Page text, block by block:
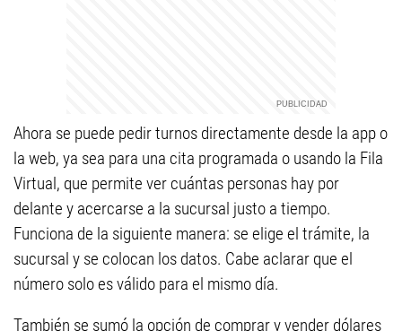
Ahora se puede pedir turnos directamente desde la app o
la web, ya sea para una cita programada o usando la Fila
Virtual, que permite ver cuántas personas hay por
delante y acercarse a la sucursal justo a tiempo.
Funciona de la siguiente manera: se elige el trámite, la
sucursal y se colocan los datos. Cabe aclarar que el
número solo es válido para el mismo día.
También se sumó la opción de comprar y vender dólares